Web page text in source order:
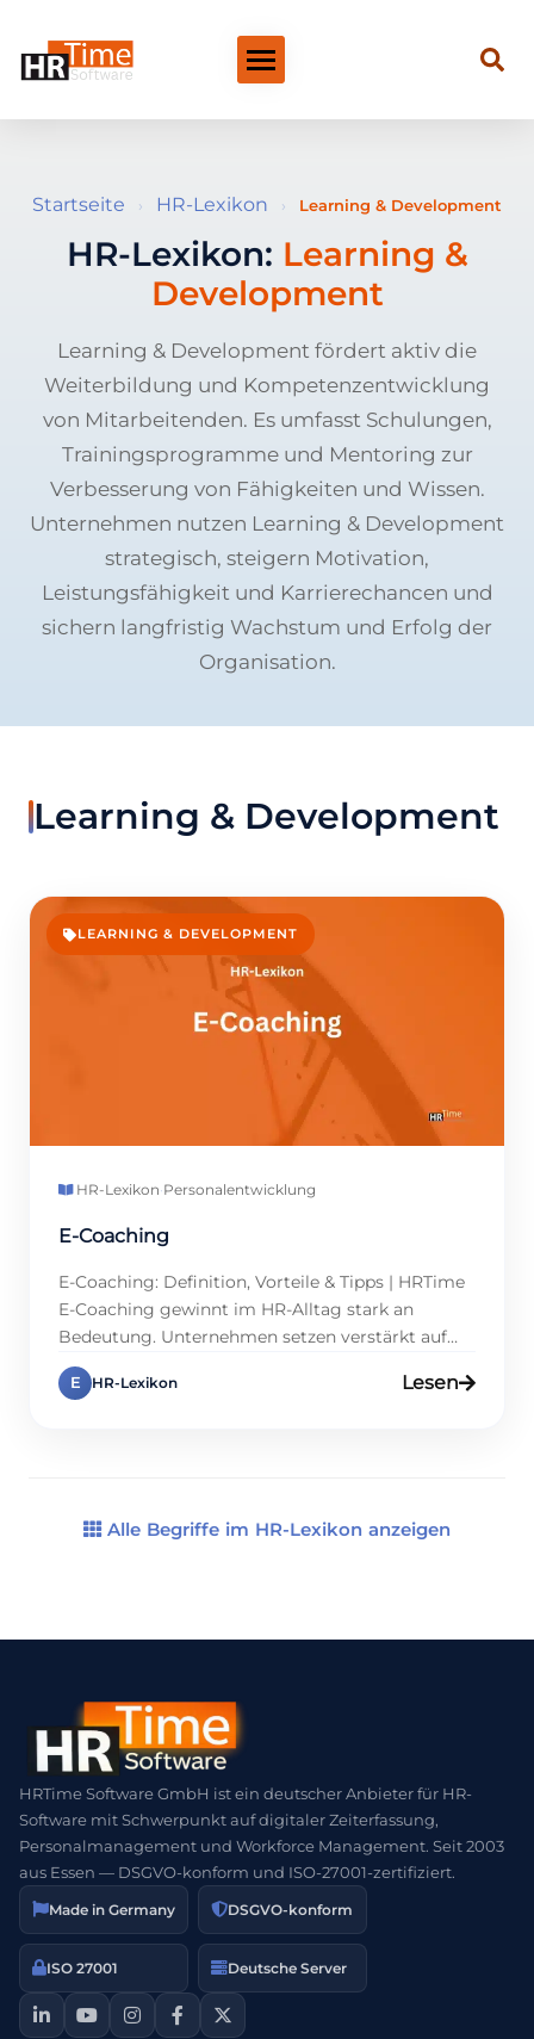
Startseite › HR-Lexikon › Learning & Development
HR-Lexikon: Learning &
Development
Learning & Development fördert aktiv die
Weiterbildung und Kompetenzentwicklung
von Mitarbeitenden. Es umfasst Schulungen,
Trainingsprogramme und Mentoring zur
Verbesserung von Fähigkeiten und Wissen.
Unternehmen nutzen Learning & Development
strategisch, steigern Motivation,
Leistungsfähigkeit und Karrierechancen und
sichern langfristig Wachstum und Erfolg der
Organisation.
Learning & Development
LEARNING & DEVELOPMENT
HR-Lexikon·Personalentwicklung
E-Coaching
E-Coaching: Definition, Vorteile & Tipps | HRTime
E-Coaching gewinnt im HR-Alltag stark an
Bedeutung. Unternehmen setzen verstärkt auf
digitale Lösungen, um Führungskräfte und
Mitarbeitende flexibel zu unterstützen. Dabei
eine neue Form von Agilität, denn Wissen […]
E HR-Lexikon Lesen
Alle Begriffe im HR-Lexikon anzeigen
HRTime Software GmbH ist ein deutscher Anbieter für HR-
Software mit Schwerpunkt auf digitaler Zeiterfassung,
Personalmanagement und Workforce Management. Seit 2003
aus Essen — DSGVO-konform und ISO-27001-zertifiziert.
Made in Germany DSGVO-konform
ISO 27001 Deutsche Server